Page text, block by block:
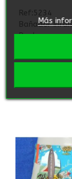
Más
Ref:5234
Bañador
Pooh.